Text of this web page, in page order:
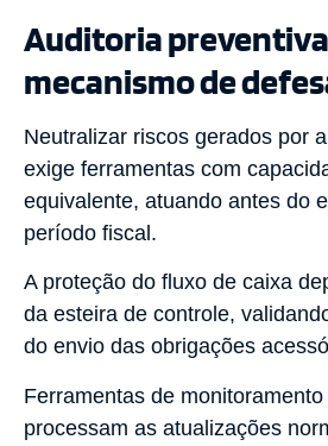
Auditoria
mecanismo de
Neutralizar riscos gerados por
exige ferramentas com
equivalente, atuando antes do
período fiscal.
A proteção do fluxo de caixa
da esteira de controle,
do envio das obrigações
Ferramentas de
processam as atualizações